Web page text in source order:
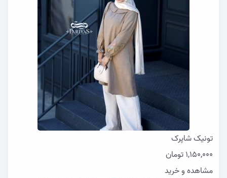
تونیک شاپرک
1,150,000تومان
مشاهده و خرید